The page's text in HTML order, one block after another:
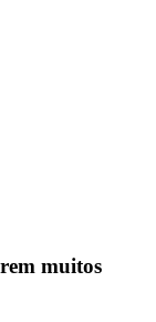
muitos